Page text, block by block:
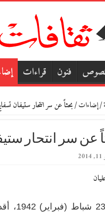
فنون قراءات
/إضاءات/بحثاً عن سر انتحار ستيفان
عن سر انتحار
في 23